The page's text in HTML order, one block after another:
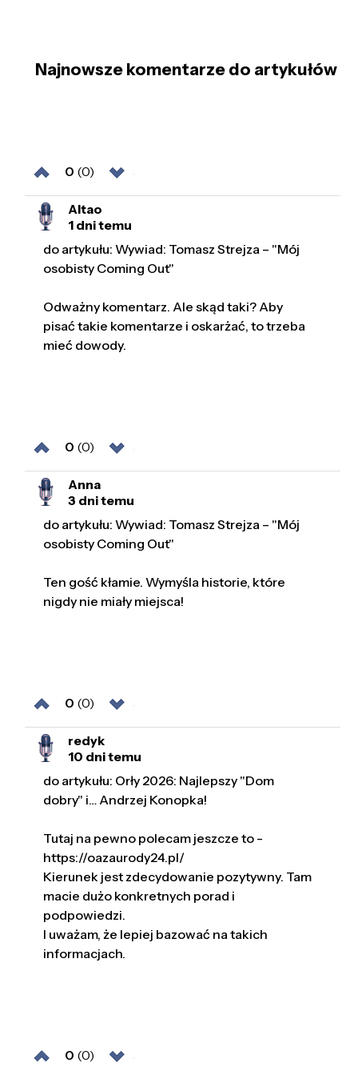
Najnowsze komentarze do artykułów
0 (0)
Altao
1 dni temu
do artykułu: Wywiad: Tomasz Strejza – "Mój
osobisty Coming Out"
Odważny komentarz. Ale skąd taki? Aby
pisać takie komentarze i oskarżać, to trzeba
mieć dowody.
0 (0)
Anna
3 dni temu
do artykułu: Wywiad: Tomasz Strejza – "Mój
osobisty Coming Out"
Ten gość kłamie. Wymyśla historie, które
nigdy nie miały miejsca!
0 (0)
redyk
10 dni temu
do artykułu: Orły 2026: Najlepszy "Dom
dobry" i… Andrzej Konopka!
Tutaj na pewno polecam jeszcze to -
https://oazaurody24.pl/
Kierunek jest zdecydowanie pozytywny. Tam
macie dużo konkretnych porad i
podpowiedzi.
I uważam, że lepiej bazować na takich
informacjach.
0 (0)